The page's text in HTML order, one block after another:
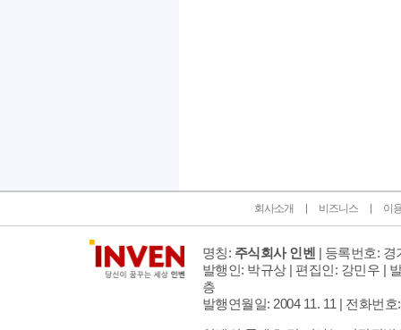
회사소개 비즈니스 이
명칭: 주식회사 인벤 | 등록번호: 경
발행인: 박규상 | 편집인: 강민우 |
층
발행연월일: 2004 11. 11 | 전화번호